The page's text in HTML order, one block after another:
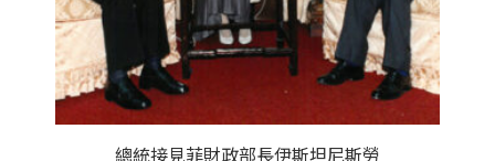
總統接見菲財政部長伊斯坦尼斯勞